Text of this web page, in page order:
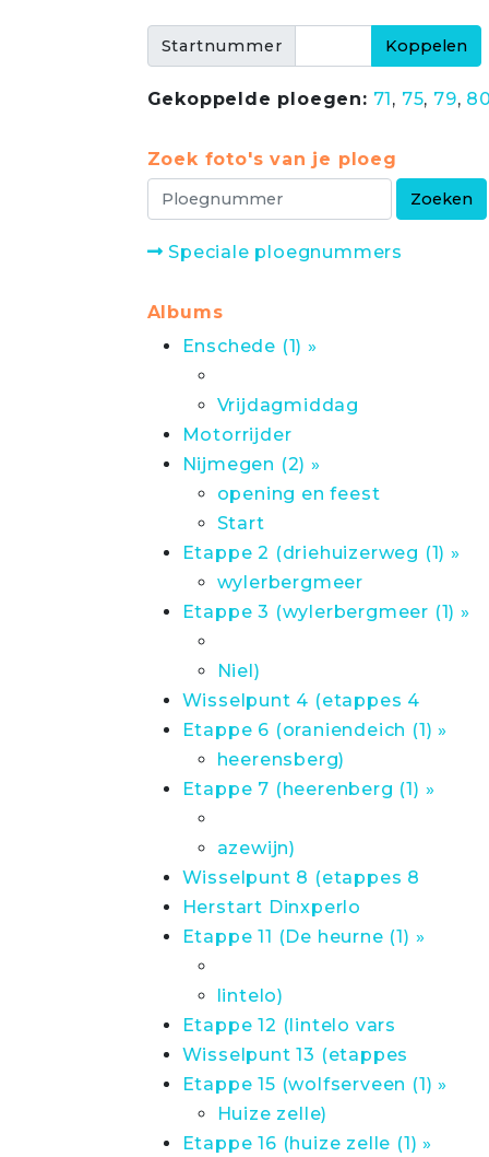
Startnummer
Gekoppelde ploegen: 71, 75, 79,
Zoek foto's van je ploeg
Speciale ploegnummers
Albums
Enschede (1) »
Vrijdagmiddag
Motorrijder
Nijmegen (2) »
opening en feest
Start
Etappe 2 (driehuizerweg (1) »
wylerbergmeer
Etappe 3 (wylerbergmeer (1) »
Niel)
Wisselpunt 4 (etappes 4
Etappe 6 (oraniendeich (1) »
heerensberg)
Etappe 7 (heerenberg (1) »
azewijn)
Wisselpunt 8 (etappes 8
Herstart Dinxperlo
Etappe 11 (De heurne (1) »
lintelo)
Etappe 12 (lintelo vars
Wisselpunt 13 (etappes
Etappe 15 (wolfserveen (1) »
Huize zelle)
Etappe 16 (huize zelle (1) »